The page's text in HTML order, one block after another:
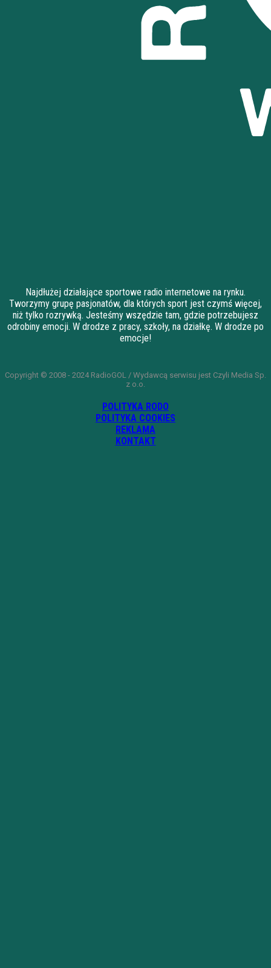
Najdłużej działające sportowe radio internetowe na rynku.
Tworzymy grupę pasjonatów, dla których sport jest czymś więcej,
niż tylko rozrywką. Jesteśmy wszędzie tam, gdzie potrzebujesz
odrobiny emocji. W drodze z pracy, szkoły, na działkę. W drodze po
emocje!
Copyright © 2008 - 2024 RadioGOL / Wydawcą serwisu jest Czyli Media Sp.
z o.o.
POLITYKA RODO
POLITYKA COOKIES
REKLAMA
KONTAKT